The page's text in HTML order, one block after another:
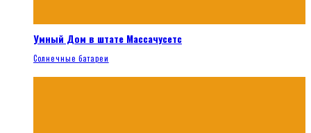
Умный Дом в штате Массачусетс
Солнечные батареи